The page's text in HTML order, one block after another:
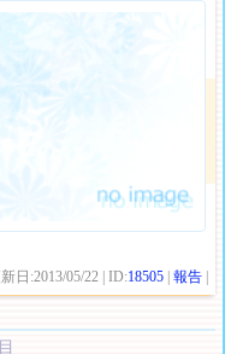
新日:2013/05/22 | ID:18505 |報告